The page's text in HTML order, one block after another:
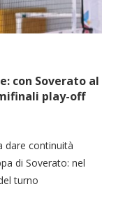
con Soverato al
play-off
dare continuità
di Soverato: nel
turno